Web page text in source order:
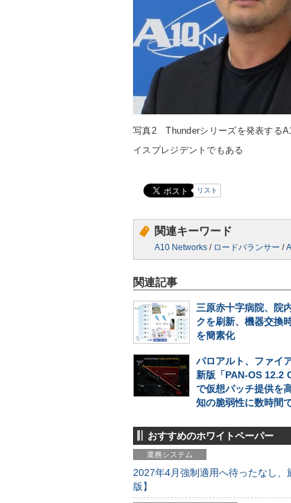
写真2 Thunderシリーズを発表する
イスプレジデントでもある
リスト
関連キーワード
A10 Networks / ロードバランサー /
関連記事
三原赤十字病院、院
クを刷新、機器交換
を簡素化
パロアルト、ファイ
新版「PAN-OS 12.2
で仮想パッチ提供を
知の脆弱性に数時間
おすすめのホワイトペーパー
業務システム
2027年4月強制適用へ待ったなし
版】